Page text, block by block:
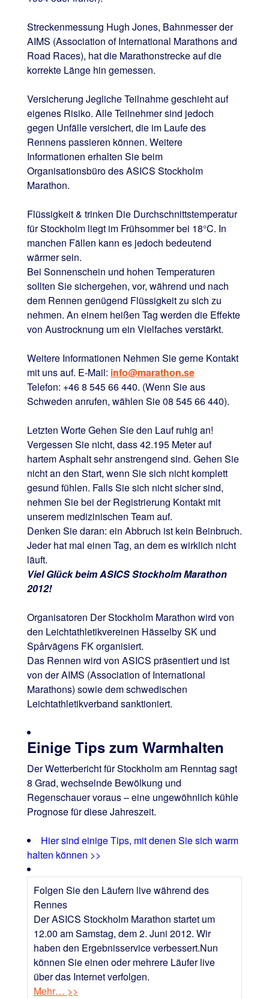
Streckenmessung Hugh Jones, Bahnmesser der
AIMS (Association of International Marathons and
Road Races), hat die Marathonstrecke auf die
korrekte Länge hin gemessen.
Versicherung Jegliche Teilnahme geschieht auf
eigenes Risiko. Alle Teilnehmer sind jedoch
gegen Unfälle versichert, die im Laufe des
Rennens passieren können. Weitere
Informationen erhalten Sie beim
Organisationsbüro des ASICS Stockholm
Marathon.
Flüssigkeit & trinken Die Durchschnittstemperatur
für Stockholm liegt im Frühsommer bei 18°C. In
manchen Fällen kann es jedoch bedeutend
wärmer sein.
Bei Sonnenschein und hohen Temperaturen
sollten Sie sichergehen, vor, während und nach
dem Rennen genügend Flüssigkeit zu sich zu
nehmen. An einem heißen Tag werden die Effekte
von Austrocknung um ein Vielfaches verstärkt.
Weitere Informationen Nehmen Sie gerne Kontakt
mit uns auf. E-Mail: info@marathon.se
Telefon: +46 8 545 66 440. (Wenn Sie aus
Schweden anrufen, wählen Sie 08 545 66 440).
Letzten Worte Gehen Sie den Lauf ruhig an!
Vergessen Sie nicht, dass 42.195 Meter auf
hartem Asphalt sehr anstrengend sind. Gehen Sie
nicht an den Start, wenn Sie sich nicht komplett
gesund fühlen. Falls Sie sich nicht sicher sind,
nehmen Sie bei der Registrierung Kontakt mit
unserem medizini­schen Team auf.
Denken Sie daran: ein Abbruch ist kein Beinbruch.
Jeder hat mal einen Tag, an dem es wirklich nicht
läuft.
Viel Glück beim ASICS Stockholm Marathon
2012!
Organisatoren Der Stockholm Marathon wird von
den Leichtathletikvereinen Hässelby SK und
Spårvägens FK organisiert.
Das Rennen wird von ASICS präsentiert und ist
von der AIMS (Association of International
Marathons) sowie dem schwedischen
Leichtathletikverband sanktioniert.
Einige Tips zum Warmhalten
Der Wetterbericht für Stockholm am Renntag sagt
8 Grad, wechselnde Bewölkung und
Regenschauer voraus – eine ungewöhnlich kühle
Prognose für diese Jahreszeit.
Hier sind einige Tips, mit denen Sie sich warm
halten können >>
Folgen Sie den Läufern live während des
Rennes
Der ASICS Stockholm Marathon startet um
12.00 am Samstag, dem 2. Juni 2012. Wir
haben den Ergebnisservice verbessert.Nun
können Sie einen oder mehrere Läufer live
über das Internet verfolgen.
Mehr… >>